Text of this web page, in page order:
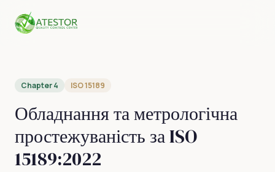
Chapter 4 ISO 15189
Обладнання та метрологічна
простежуваність за ISO
15189:2022